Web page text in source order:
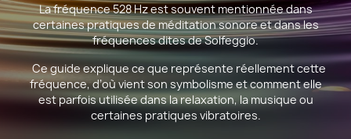
La fréquence 528 Hz est souvent mentionnée dans
certaines pratiques de méditation sonore et dans les
fréquences dites de Solfeggio.
Ce guide explique ce que représente réellement cette
fréquence, d’où vient son symbolisme et comment elle
est parfois utilisée dans la relaxation, la musique ou
certaines pratiques vibratoires.